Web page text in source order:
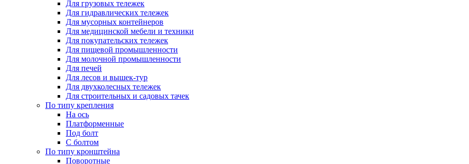
Для грузовых тележек
Для гидравлических тележек
Для мусорных контейнеров
Для медицинской мебели и техники
Для покупательских тележек
Для пищевой промышленности
Для молочной промышленности
Для печей
Для лесов и вышек-тур
Для двухколесных тележек
Для строительных и садовых тачек
По типу крепления
На ось
Платформенные
Под болт
С болтом
По типу кронштейна
Поворотные